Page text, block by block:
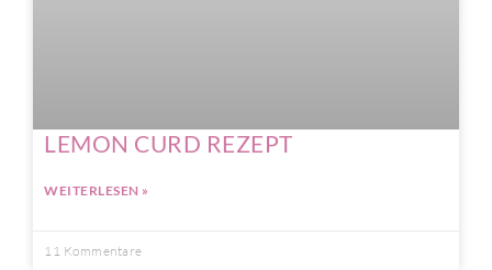
LEMON CURD REZEPT
WEITERLESEN »
11 Kommentare